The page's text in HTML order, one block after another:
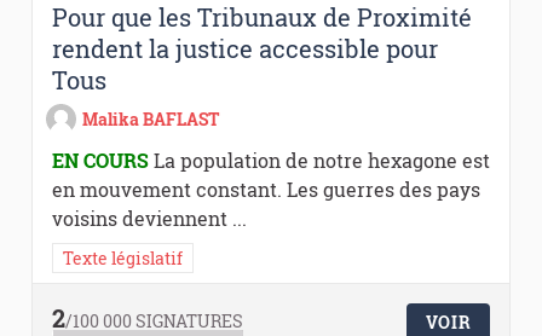
Pour que les Tribunaux de Proximité
rendent la justice accessible pour
Tous
Malika BAFLAST
EN COURSLa population de notre hexagone est
en mouvement constant. Les guerres des pays
voisins deviennent ...
Texte législatif
2/100 000SIGNATURES VOIR